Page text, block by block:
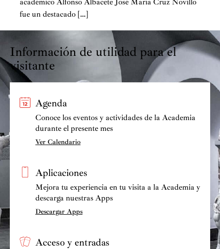
fue un destacado […]
Información de utilidad para el
visitante
Agenda
Conoce los eventos y actividades de la Academia
durante el presente mes
Ver Calendario
Aplicaciones
Mejora tu experiencia en tu visita a la Academia y
descarga nuestras Apps
Descargar Apps
Acceso y entradas